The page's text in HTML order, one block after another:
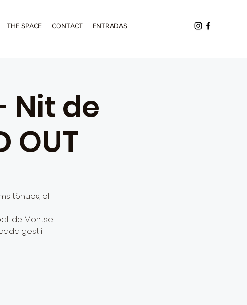
THE SPACE CONTACT ENTRADAS
Nit de
OUT
tènues, el
de Montse
gest i